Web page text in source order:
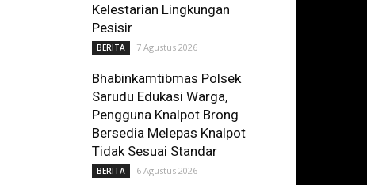
Kelestarian Lingkungan
Pesisir
BERITA 7 Agustus 2026
Bhabinkamtibmas Polsek
Sarudu Edukasi Warga,
Pengguna Knalpot Brong
Bersedia Melepas Knalpot
Tidak Sesuai Standar
BERITA 6 Agustus 2026